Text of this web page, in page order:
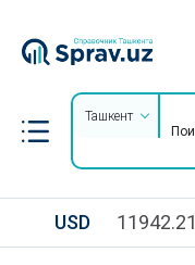
Ташкент
USD 11942.21